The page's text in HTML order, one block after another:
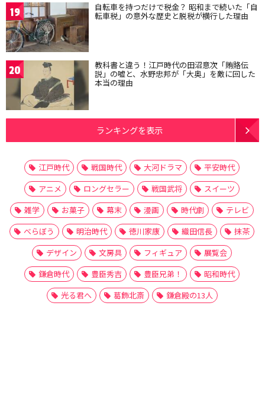
19 自転車を持つだけで税金？ 昭和まで続いた「自
転車税」の意外な歴史と脱税が横行した理由
20 教科書と違う！江戸時代の田沼意次「賄賂伝
説」の嘘と、水野忠邦が「大奥」を敵に回した
本当の理由
ランキングを表示
江戸時代 戦国時代 大河ドラマ
平安時代
アニメ
ロングセラー 戦国武将
スイーツ
雑学
お菓子 幕末 漫画 時代劇
テレビ
べらぼう
明治時代 徳川家康 織田信長
抹茶
デザイン
文房具 フィギュア
展覧会
鎌倉時代
豊臣秀吉 豊臣兄弟！
昭和時代
光る君へ
葛飾北斎 鎌倉殿の13人